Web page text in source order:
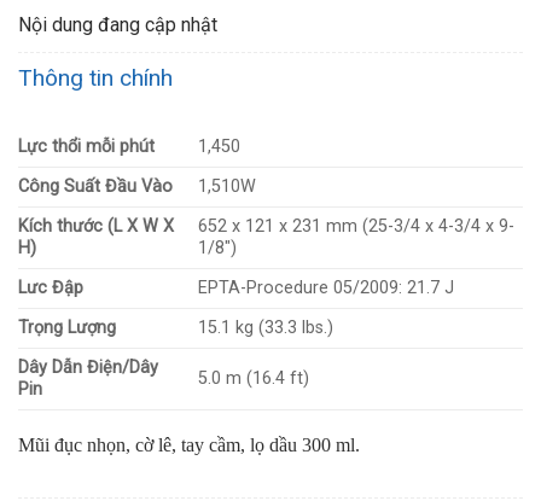
Nội dung đang cập nhật
Thông tin chính
Lực thổi mỗi phút
1,450
Công Suất Đầu Vào
1,510W
Kích thước (L X W X
H)
652 x 121 x 231 mm (25-3/4 x 4-3/4 x 9-
1/8″)
Lưc Đập
EPTA-Procedure 05/2009: 21.7 J
Trọng Lượng
15.1 kg (33.3 lbs.)
Dây Dẫn Điện/Dây
Pin
5.0 m (16.4 ft)
Mũi đục nhọn, cờ lê, tay cầm, lọ dầu 300 ml.